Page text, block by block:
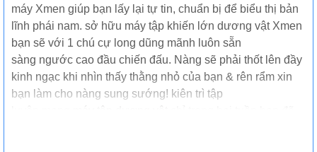
máy Xmen giúp bạn lấy lại tự tin, chuẩn bị để biểu thị bản
lĩnh phái nam. sở hữu máy tập khiến lớn dương vật Xmen
bạn sẽ với 1 chú cự long dũng mãnh luôn sẵn
sàng ngước cao đầu chiến đấu. Nàng sẽ phải thốt lên đầy
kinh ngạc khi nhìn thấy thằng nhỏ của bạn & rên rẩm xin
bạn làm cho nàng sung sướng! kiên trì tập